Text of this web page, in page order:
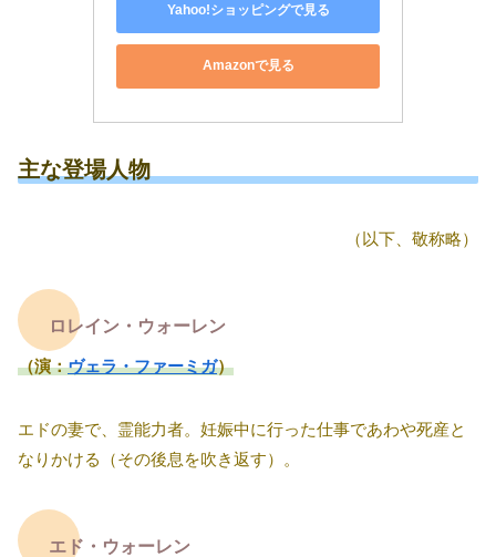
Yahoo!ショッピングで見る
Amazonで見る
主な登場人物
（以下、敬称略）
ロレイン・ウォーレン
（演：ヴェラ・ファーミガ）
エドの妻で、霊能力者。妊娠中に行った仕事であわや死産と
なりかける（その後息を吹き返す）。
エド・ウォーレン